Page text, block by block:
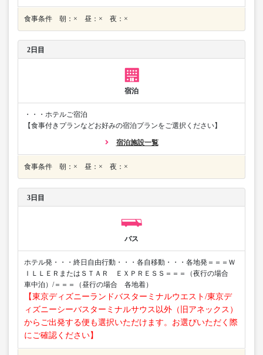
食事条件 朝：× 昼：× 夜：×
2日目
宿泊
・・・ホテルご宿泊
【食事付きプランなどお好みの宿泊プランをご選択ください】
宿泊施設一覧
食事条件 朝：× 昼：× 夜：×
3日目
バス
ホテル発・・・終日自由行動・・・各自移動・・・各地発＝＝＝Ｗ
ＩＬＬＥＲまたはＳＴＡＲ ＥＸＰＲＥＳＳ＝＝＝（夜行の場合
車中泊）/＝＝＝（昼行の場合 各地着）
【東京ディズニーランドバスターミナルウエスト/東京デ
ィズニーシーバスターミナルサウス以外（旧アネックス）
からご出発する便も選択いただけます。お選びいただく際
にご確認ください】